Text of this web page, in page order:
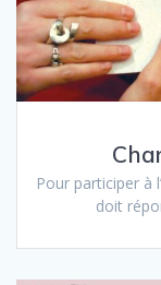
Pour participer à
doit